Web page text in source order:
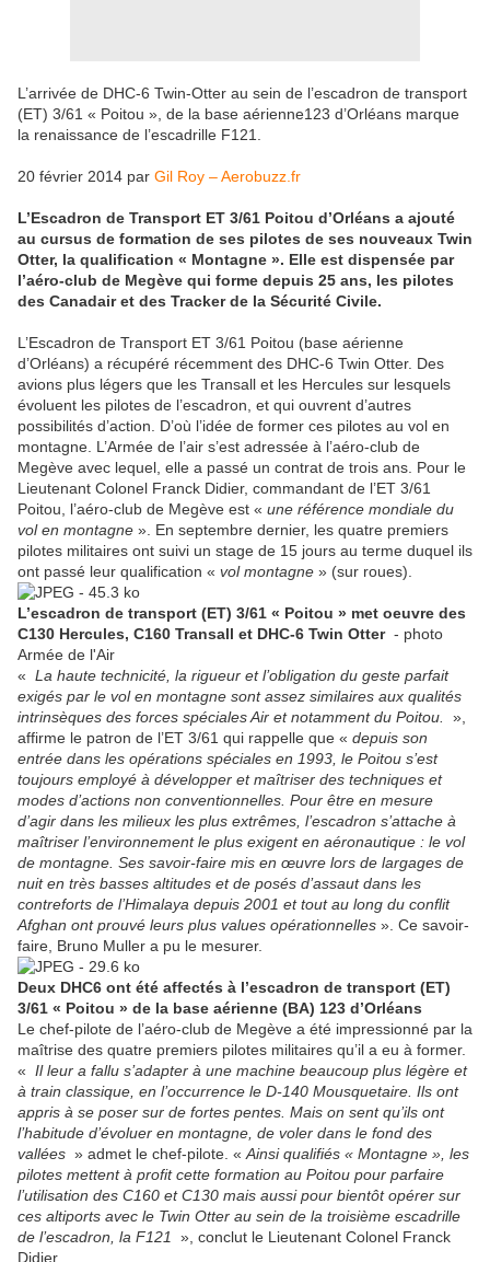
L’arrivée de DHC-6 Twin-Otter au sein de l’escadron de transport
(ET) 3/61 « Poitou », de la base aérienne123 d’Orléans marque
la renaissance de l’escadrille F121.
20 février 2014 par Gil Roy – Aerobuzz.fr
L’Escadron de Transport ET 3/61 Poitou d’Orléans a ajouté
au cursus de formation de ses pilotes de ses nouveaux Twin
Otter, la qualification « Montagne ». Elle est dispensée par
l’aéro-club de Megève qui forme depuis 25 ans, les pilotes
des Canadair et des Tracker de la Sécurité Civile.
L’Escadron de Transport ET 3/61 Poitou (base aérienne
d’Orléans) a récupéré récemment des DHC-6 Twin Otter. Des
avions plus légers que les Transall et les Hercules sur lesquels
évoluent les pilotes de l’escadron, et qui ouvrent d’autres
possibilités d’action. D’où l’idée de former ces pilotes au vol en
montagne. L’Armée de l’air s’est adressée à l’aéro-club de
Megève avec lequel, elle a passé un contrat de trois ans. Pour le
Lieutenant Colonel Franck Didier, commandant de l’ET 3/61
Poitou, l’aéro-club de Megève est « une référence mondiale du
vol en montagne ». En septembre dernier, les quatre premiers
pilotes militaires ont suivi un stage de 15 jours au terme duquel ils
ont passé leur qualification « vol montagne » (sur roues).
L’escadron de transport (ET) 3/61 « Poitou » met oeuvre des
C130 Hercules, C160 Transall et DHC-6 Twin Otter - photo
Armée de l'Air
« La haute technicité, la rigueur et l’obligation du geste parfait
exigés par le vol en montagne sont assez similaires aux qualités
intrinsèques des forces spéciales Air et notamment du Poitou.
»,
affirme le patron de l’ET 3/61 qui rappelle que « depuis son
entrée dans les opérations spéciales en 1993, le Poitou s’est
toujours employé à développer et maîtriser des techniques et
modes d’actions non conventionnelles. Pour être en mesure
d’agir dans les milieux les plus extrêmes, l’escadron s’attache à
maîtriser l’environnement le plus exigent en aéronautique : le vol
de montagne. Ses savoir-faire mis en œuvre lors de largages de
nuit en très basses altitudes et de posés d’assaut dans les
contreforts de l’Himalaya depuis 2001 et tout au long du conflit
Afghan ont prouvé leurs plus values opérationnelles ». Ce savoir-
faire, Bruno Muller a pu le mesurer.
Deux DHC6 ont été affectés à l’escadron de transport (ET)
3/61 « Poitou » de la base aérienne (BA) 123 d’Orléans
Le chef-pilote de l’aéro-club de Megève a été impressionné par la
maîtrise des quatre premiers pilotes militaires qu’il a eu à former.
« Il leur a fallu s’adapter à une machine beaucoup plus légère et
à train classique, en l’occurrence le D-140 Mousquetaire. Ils ont
appris à se poser sur de fortes pentes. Mais on sent qu’ils ont
l’habitude d’évoluer en montagne, de voler dans le fond des
vallées » admet le chef-pilote. « Ainsi qualifiés « Montagne », les
pilotes mettent à profit cette formation au Poitou pour parfaire
l’utilisation des C160 et C130 mais aussi pour bientôt opérer sur
ces altiports avec le Twin Otter au sein de la troisième escadrille
de l’escadron, la F121
», conclut le Lieutenant Colonel Franck
Didier.